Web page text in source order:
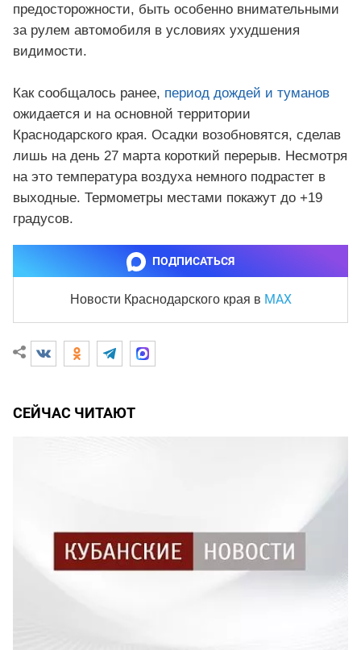
предосторожности, быть особенно внимательными
за рулем автомобиля в условиях ухудшения
видимости.
Как сообщалось ранее, период дождей и туманов
ожидается и на основной территории
Краснодарского края. Осадки возобновятся, сделав
лишь на день 27 марта короткий перерыв. Несмотря
на это температура воздуха немного подрастет в
выходные. Термометры местами покажут до +19
градусов.
ПОДПИСАТЬСЯ
Новости Краснодарского края в MAX
СЕЙЧАС ЧИТАЮТ